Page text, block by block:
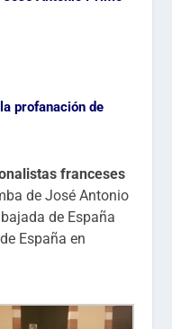
profanación de
franceses
de José Antonio
de España
España en